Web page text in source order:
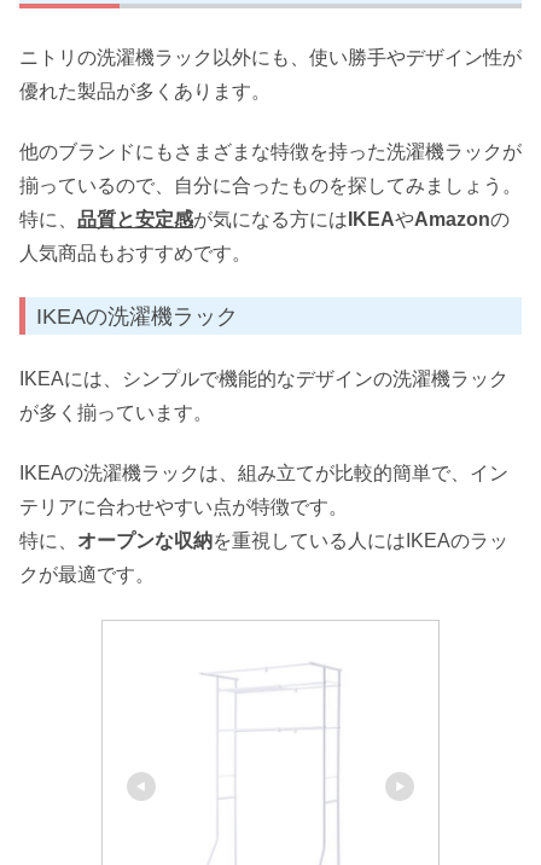
ニトリの洗濯機ラック以外にも、使い勝手やデザイン性が
優れた製品が多くあります。
他のブランドにもさまざまな特徴を持った洗濯機ラックが
揃っているので、自分に合ったものを探してみましょう。
特に、 品質と安定感が気になる方には IKEAやAmazonの
人気商品もおすすめです。
IKEAの洗濯機ラック
IKEAには、シンプルで機能的なデザインの洗濯機ラック
が多く揃っています。
IKEAの洗濯機ラックは、組み立てが比較的簡単で、イン
テリアに合わせやすい点が特徴です。
特に、 オープンな収納を重視している人にはIKEAのラッ
クが最適です。